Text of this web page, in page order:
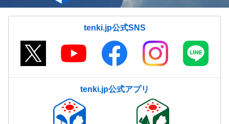
tenki.jp公式SNS
tenki.jp公式アプリ